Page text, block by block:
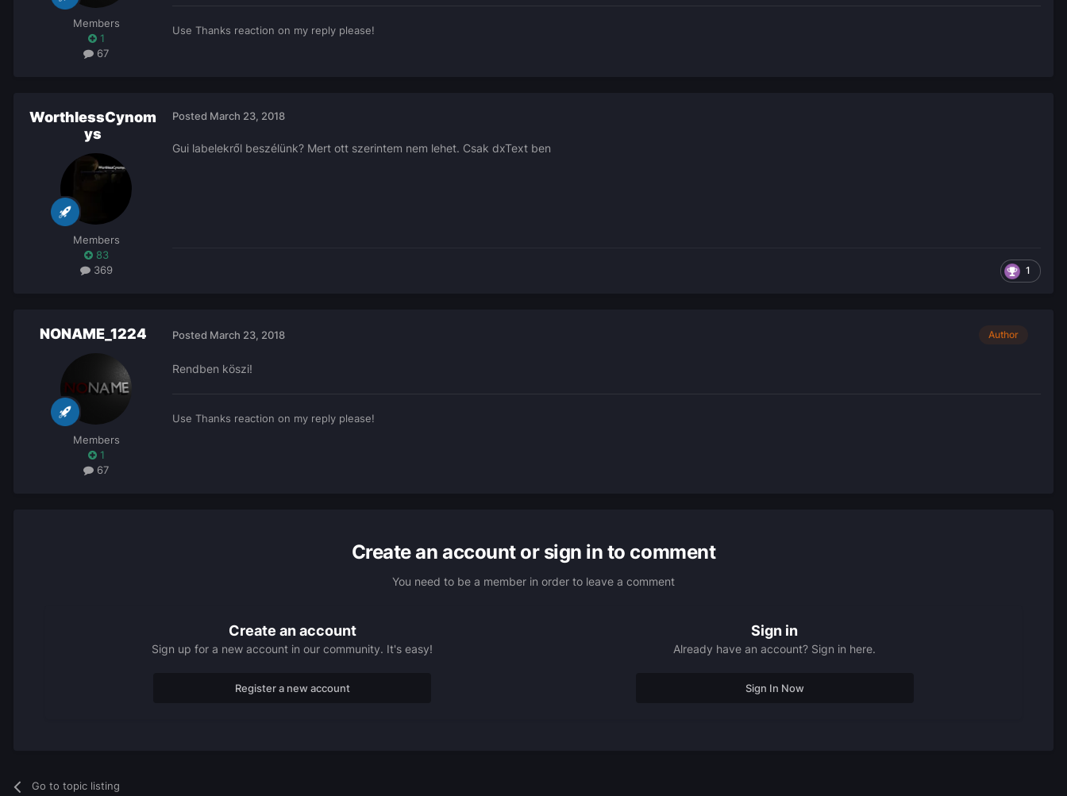
Members
1
67
Use Thanks reaction on my reply please!
WorthlessCynom
ys
Members
83
369
Posted March 23, 2018
Gui labelekről beszélünk? Mert ott szerintem nem lehet. Csak dxText ben
1
NONAME_1224
Members
1
67
Author
Posted March 23, 2018
Rendben köszi!
Use Thanks reaction on my reply please!
Create an account or sign in to comment
You need to be a member in order to leave a comment
Create an account
Sign up for a new account in our community. It's easy!
Register a new account
Sign in
Already have an account? Sign in here.
Sign In Now
Go to topic listing